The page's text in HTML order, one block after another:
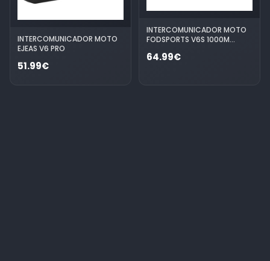
INTERCOMUNICADOR MOTO
EJEAS V6 PRO
51.99€
INTERCOMUNICADOR MOTO
FODSPORTS V6S 1000M
64.99€